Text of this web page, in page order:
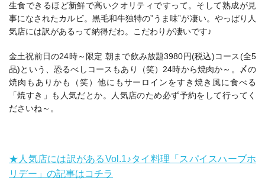
生食できるほど新鮮で高いクオリティですって。そして熟成が見
事になされたカルビ。黒毛和牛独特の”うま味”が凄い。やっぱり人
気店には訳があるって納得だわ。こだわりが凄いです♪
金土祝前日の24時～限定 朝まで飲み放題3980円(税込)コース(全5
品)という、恐るべしコースもあり（笑）24時から焼肉か～。〆の
焼肉もありかも（笑）他にもサーロインをすき焼き風に食べる
「焼すき」も人気だとか。人気店のため必ず予約をして行ってく
ださいね～。
★人気店には訳があるVol.1♪タイ料理「スパイスハーブホ
リデー」の記事はコチラ